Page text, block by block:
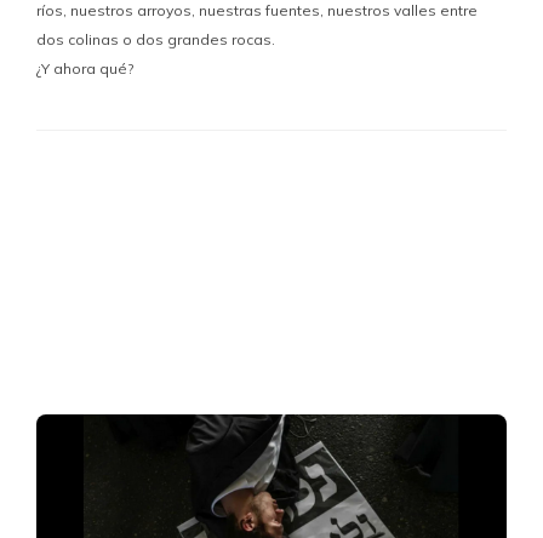
ríos, nuestros arroyos, nuestras fuentes, nuestros valles entre
dos colinas o dos grandes rocas.
¿Y ahora qué?